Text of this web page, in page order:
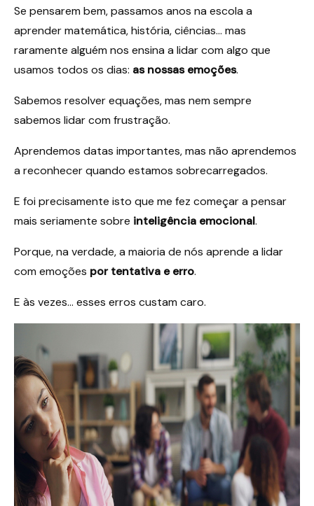
Se pensarem bem, passamos anos na escola a
aprender matemática, história, ciências… mas
raramente alguém nos ensina a lidar com algo que
usamos todos os dias: as nossas emoções.
Sabemos resolver equações, mas nem sempre
sabemos lidar com frustração.
Aprendemos datas importantes, mas não aprendemos
a reconhecer quando estamos sobrecarregados.
E foi precisamente isto que me fez começar a pensar
mais seriamente sobre inteligência emocional.
Porque, na verdade, a maioria de nós aprende a lidar
com emoções por tentativa e erro.
E às vezes… esses erros custam caro.